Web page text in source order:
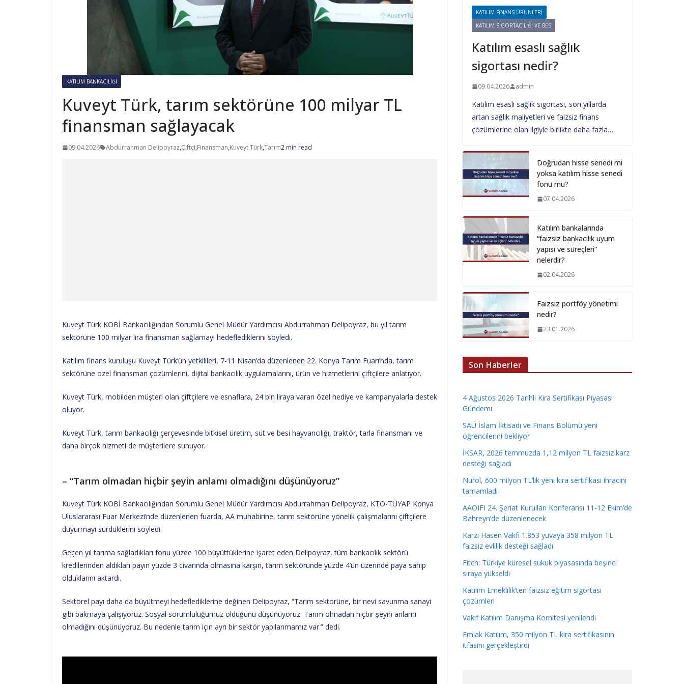
KATILIM BANKACILIĞI
Kuveyt Türk, tarım sektörüne 100 milyar TL
finansman sağlayacak
09.04.2026 Abdurrahman Delipoyraz,Çiftçi,Finansman,Kuveyt Türk,Tarım2 min read
Kuveyt Türk KOBİ Bankacılığından Sorumlu Genel Müdür Yardımcısı Abdurrahman Delipoyraz, bu yıl tarım
sektörüne 100 milyar lira finansman sağlamayı hedeflediklerini söyledi.
Katılım finans kuruluşu Kuveyt Türk’ün yetkilileri, 7-11 Nisan’da düzenlenen 22. Konya Tarım Fuarı’nda, tarım
sektörüne özel finansman çözümlerini, dijital bankacılık uygulamalarını, ürün ve hizmetlerini çiftçilere anlatıyor.
Kuveyt Türk, mobilden müşteri olan çiftçilere ve esnaflara, 24 bin liraya varan özel hediye ve kampanyalarla destek
oluyor.
Kuveyt Türk, tarım bankacılığı çerçevesinde bitkisel üretim, süt ve besi hayvancılığı, traktör, tarla finansmanı ve
daha birçok hizmeti de müşterilere sunuyor.
– “Tarım olmadan hiçbir şeyin anlamı olmadığını düşünüyoruz”
Kuveyt Türk KOBİ Bankacılığından Sorumlu Genel Müdür Yardımcısı Abdurrahman Delipoyraz, KTO-TÜYAP Konya
Uluslararası Fuar Merkezi’nde düzenlenen fuarda, AA muhabirine, tarım sektörüne yönelik çalışmalarını çiftçilere
duyurmayı sürdüklerini söyledi.
Geçen yıl tarıma sağladıkları fonu yüzde 100 büyüttüklerine işaret eden Delipoyraz, tüm bankacılık sektörü
kredilerinden aldıkları payın yüzde 3 civarında olmasına karşın, tarım sektöründe yüzde 4’ün üzerinde paya sahip
olduklarını aktardı.
Sektörel payı daha da büyütmeyi hedeflediklerine değinen Delipoyraz, “Tarım sektörüne, bir nevi savunma sanayi
gibi bakmaya çalışıyoruz. Sosyal sorumluluğumuz olduğunu düşünüyoruz. Tarım olmadan hiçbir şeyin anlamı
olmadığını düşünüyoruz. Bu nedenle tarım için ayrı bir sektör yapılanmamız var.” dedi.
KATILIM FINANS ÜRÜNLERI
KATILIM SIGORTACILIĞI VE BES
Katılım esaslı sağlık
sigortası nedir?
09.04.2026 admin
Katılım esaslı sağlık sigortası, son yıllarda
artan sağlık maliyetleri ve faizsiz finans
çözümlerine olan ilgiyle birlikte daha fazla…
Doğrudan hisse senedi mi
yoksa katılım hisse senedi
fonu mu?
07.04.2026
Katılım bankalarında
“faizsiz bankacılık uyum
yapısı ve süreçleri”
nelerdir?
02.04.2026
Faizsiz portföy yönetimi
nedir?
23.01.2026
Son Haberler
4 Ağustos 2026 Tarihli Kira Sertifikası Piyasası
Gündemi
SAÜ İslam İktisadı ve Finans Bölümü yeni
öğrencilerini bekliyor
İKSAR, 2026 temmuzda 1,12 milyon TL faizsiz karz
desteği sağladı
Nurol, 600 milyon TL’lik yeni kira sertifikası ihracını
tamamladı
AAOIFI 24. Şeriat Kurulları Konferansı 11-12 Ekim’de
Bahreyn’de düzenlenecek
Karzı Hasen Vakfı 1.853 yuvaya 358 milyon TL
faizsiz evlilik desteği sağladı
Fitch: Türkiye küresel sukuk piyasasında beşinci
sıraya yükseldi
Katılım Emeklilik’ten faizsiz eğitim sigortası
çözümleri
Vakıf Katılım Danışma Komitesi yenilendi
Emlak Katılım, 350 milyon TL kira sertifikasının
itfasını gerçekleştirdi